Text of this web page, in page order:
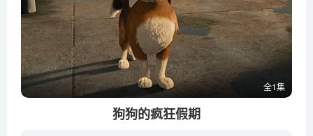
全1集
狗狗的疯狂假期